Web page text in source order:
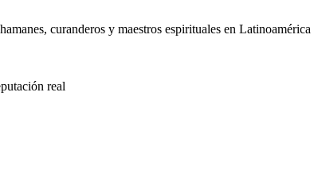
curanderos y maestros espirituales en
real